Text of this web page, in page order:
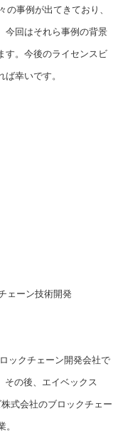
事例が出てきており、
今回はそれら事例の背景
す。今後のライセンスビ
幸いです。
ェーン技術開発
ックチェーン開発会社で
その後、エイベックス
式会社のブロックチェー